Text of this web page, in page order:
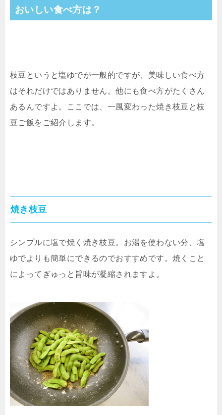
おいしい食べ方は？
枝豆というと塩ゆでが一般的ですが、美味しい食べ方
はそれだけではありません。他にも食べ方がたくさん
あるんですよ。ここでは、一風変わった焼き枝豆と枝
豆ご飯をご紹介します。
焼き枝豆
シンプルに塩で焼く焼き枝豆。お湯を使わない分、塩
ゆでよりも簡単にできるのでおすすめです。焼くこと
によってぎゅっと旨味が凝縮されますよ。